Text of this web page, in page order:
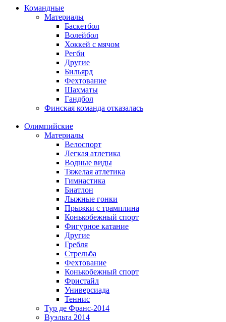
Командные
Материалы
Баскетбол
Волейбол
Хоккей с мячом
Регби
Другие
Бильярд
Фехтование
Шахматы
Гандбол
Финская команда отказалась
Олимпийские
Материалы
Велоспорт
Легкая атлетика
Водные виды
Тяжелая атлетика
Гимнастика
Биатлон
Лыжные гонки
Прыжки с трамплина
Конькобежный спорт
Фигурное катание
Другие
Гребля
Стрельба
Фехтование
Конькобежный спорт
Фристайл
Универсиада
Теннис
Тур де Франс-2014
Вуэльта 2014